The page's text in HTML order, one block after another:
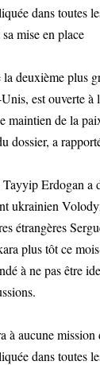
dans toutes
mise en place
deuxième plus
est ouverte à
maintien de la
dossier, a
Erdogan a
ukrainien
étrangères
plus tôt ce
à ne pas être
à aucune mission
dans toutes